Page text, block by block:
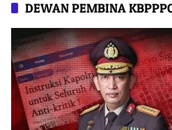
DEWAN PEMBINA